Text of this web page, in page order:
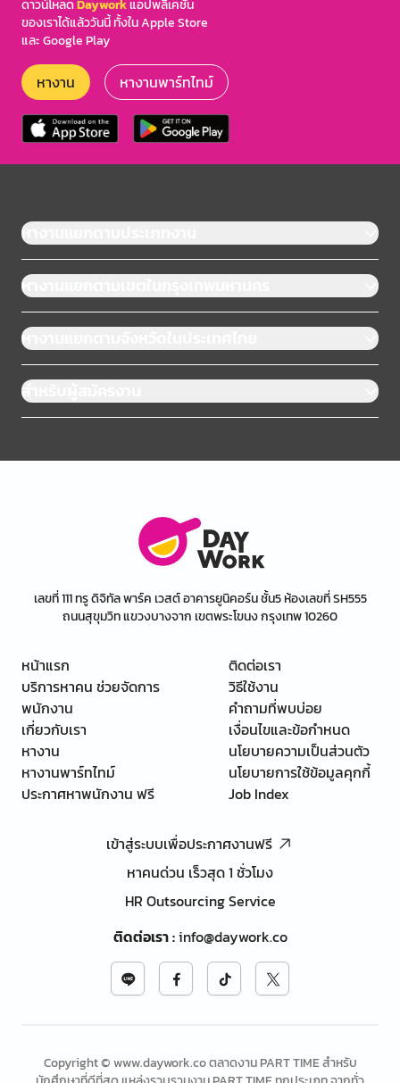
ดาวน์โหลดDayworkแอปพลิเคชัน
ของเราได้แล้ววันนี้ ทั้งใน Apple Store
และ Google Play
หางาน หางานพาร์ทไทม์
หางานแยกตามประเภทงาน
หางานแยกตามเขตในกรุงเทพมหานคร
หางานแยกตามจังหวัดในประเทศไทย
สำหรับผู้สมัครงาน
เลขที่ 111 ทรู ดิจิทัล พาร์ค เวสต์ อาคารยูนิคอร์น ชั้น5 ห้องเลขที่ SH555
ถนนสุขุมวิท แขวงบางจาก เขตพระโขนง กรุงเทพ 10260
หน้าแรก
บริการหาคน ช่วยจัดการ
พนักงาน
เกี่ยวกับเรา
หางาน
หางานพาร์ทไทม์
ประกาศหาพนักงาน ฟรี
ติดต่อเรา
วิธีใช้งาน
คำถามที่พบบ่อย
เงื่อนไขและข้อกำหนด
นโยบายความเป็นส่วนตัว
นโยบายการใช้ข้อมูลคุกกี้
Job Index
เข้าสู่ระบบเพื่อประกาศงานฟรี
หาคนด่วน เร็วสุด 1 ชั่วโมง
HR Outsourcing Service
ติดต่อเรา:info@daywork.co
Copyright © www.daywork.co ตลาดงาน PART TIME สำหรับ